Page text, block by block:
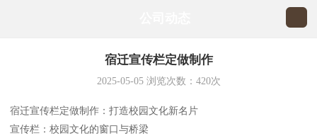
宿迁宣传栏定做制作
2025-05-05浏览次数： 420次
宿迁宣传栏定做制作：打造校园文化新名片
宣传栏：校园文化的窗口与桥梁